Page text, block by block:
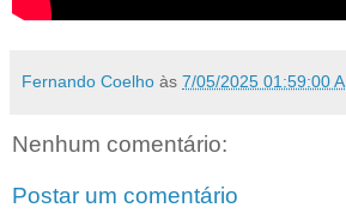
Fernando Coelho às 7/05/2025 01:59:00
Nenhum comentário:
Postar um comentário